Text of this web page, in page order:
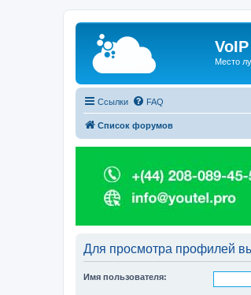
Место
Ссылки FAQ
Список форумов
Для просмотра профилей
Имя пользователя: